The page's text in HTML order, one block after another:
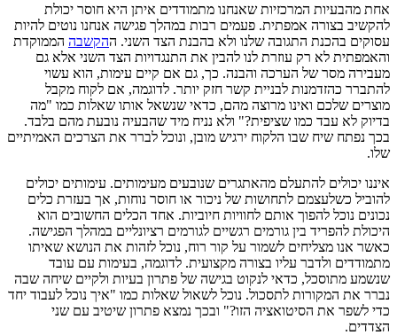
אחת מהבעיות המרכזיות שאנחנו מתמודדים איתן היא חוסר יכולת
להקשיב בצורה אמפתית. פעמים רבות במהלך פגישה אנחנו נוטים להיות
עסוקים בהכנת התגובה שלנו ולא בהבנת הצד השני. ההקשבה הממוקדת
והאמפתית לא רק עוזרת לנו להבין את התנגדויות הצד השני אלא גם
מעבירה מסר של הערכה והבנה. כך, גם אם קיים עימות, הוא עשוי
להתברר כהזדמנות לבניית קשר חזק יותר. לדוגמה, אם לקוח מקבל
מוצרים שלכם ואינו מרוצה מהם, כדאי שנשאל אותו שאלות כמו "מה
בדיוק לא עבד כמו שציפית?" ולא נניח מיד שהבעיה נובעת מהם בלבד.
בכך נפתח שיח שבו הלקוח ירגיש מובן, ונוכל לברר את הצרכים האמיתיים
שלו.
איננו יכולים להתעלם מהאתגרים שנובעים מעימותים. עימותים יכולים
להוביל כשלעצמם לתחושות של ניכור או חוסר נוחות, אך בעזרת כלים
נכונים נוכל להפוך אותם לחוויות חיוביות. אחד הכלים החשובים הוא
היכולת להפריד בין גורמים רגשיים לגורמים רציונליים במהלך הפגישה.
כאשר אנו מצליחים לשמור על קור רוח, נוכל לזהות את הנושא שאיתו
מתמודדים ולדבר עליו בצורה מקצועית. לדוגמה, בעימות עם עובד
שנשמע מתוסכל, כדאי לנקוט בגישה של פתרון בעיות ולקיים שיחה שבה
נברר את המקורות לתסכול. נוכל לשאול שאלות כמו "איך נוכל לעבוד יחד
כדי לשפר את הסיטואציה הזו?" ובכך נמצא פתרון שיטיב עם שני
הצדדים.